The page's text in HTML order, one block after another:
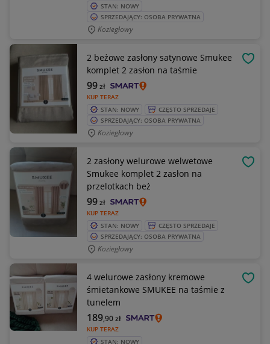
STAN: NOWY
SPRZEDAJĄCY: OSOBA PRYWATNA
Koziegłowy
2 beżowe zasłony satynowe Smukee
komplet 2 zasłon na taśmie
KUP TERAZ
99zł
STAN: NOWY
CZĘSTO SPRZEDAJE
SPRZEDAJĄCY: OSOBA PRYWATNA
Koziegłowy
2 zasłony welurowe welwetowe
Smukee komplet 2 zasłon na
przelotkach beż
KUP TERAZ
99zł
STAN: NOWY
CZĘSTO SPRZEDAJE
SPRZEDAJĄCY: OSOBA PRYWATNA
Koziegłowy
4 welurowe zasłony kremowe
śmietankowe SMUKEE na taśmie z
tunelem
KUP TERAZ
189,90zł
STAN: NOWY